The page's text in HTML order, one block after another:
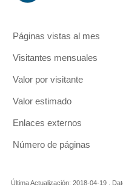
Páginas vistas al mes
Visitantes mensuales
Valor por visitante
Valor estimado
Enlaces externos
Número de páginas
Última Actualización: 2018-04-19 .